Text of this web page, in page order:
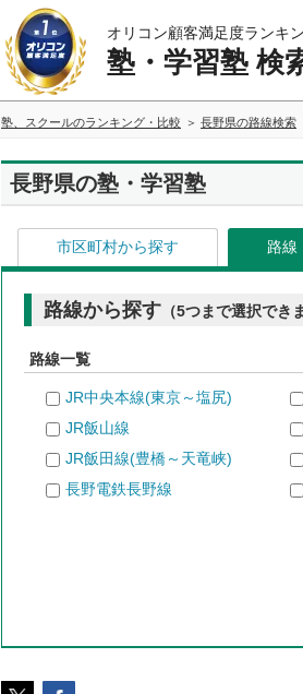
オリコン顧客満足度ランキ
塾・学習塾 検
塾、スクールのランキング・比較 長野県の路線検索
長野県の塾・学習塾
市区町村から探す 路線
路線から探す （5つまで選択でき
路線一覧
JR中央本線(東京～塩尻)
JR飯山線
JR飯田線(豊橋～天竜峡)
長野電鉄長野線